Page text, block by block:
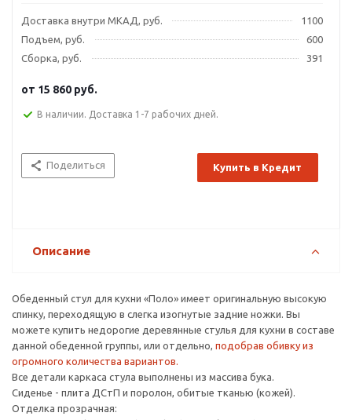
Доставка внутри МКАД, руб.
1100
Подъем, руб.
600
Сборка, руб.
391
от 15 860 руб.
В наличии. Доставка 1-7 рабочих дней.
Поделиться Купить в Кредит
Описание
Обеденный стул для кухни «Поло» имеет оригинальную высокую
спинку, переходящую в слегка изогнутые задние ножки. Вы
можете купить недорогие деревянные стулья для кухни в составе
данной обеденной группы, или отдельно, подобрав обивку из
огромного количества вариантов.
Все детали каркаса стула выполнены из массива бука.
Сиденье - плита ДСтП и поролон, обитые тканью (кожей).
Отделка прозрачная: